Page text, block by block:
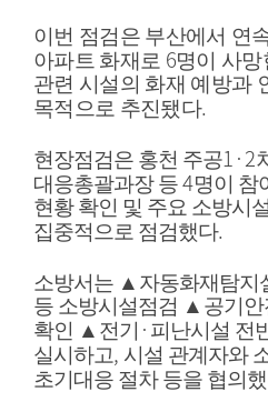
이번 점검은 부산에서 연
아파트 화재로 6명이 사
관련 시설의 화재 예방과
목적으로 추진됐다.
현장점검은 홍천 주공1·2
대응총괄과장 등4명이 참
현황 확인 및 주요 소방시
집중적으로 점검했다.
소방서는 ▲ 자동화재탐지
등 소방시설점검 ▲ 공기
확인 ▲ 전기 · 피난시설 전
실시하고, 시설 관계자와
초기대응 절차 등을 협의